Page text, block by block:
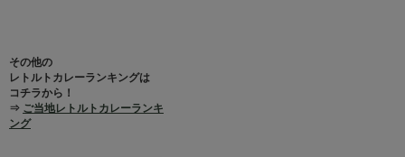
その他の
レトルトカレーランキングは
コチラから！
⇒ ご当地レトルトカレーランキ
ング